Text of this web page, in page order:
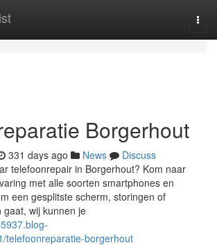
Borgerhout
331 days ago News
Discuss
telefoonrepair in Borgerhout? Kom naar
met alle soorten smartphones en
een gesplitste scherm, storingen of
wij kunnen je
telefoonreparatie-borgerhout